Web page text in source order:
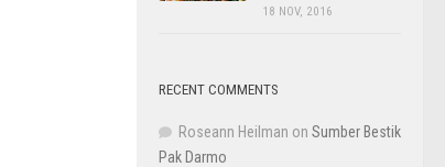
18 NOV, 2016
RECENT COMMENTS
Roseann Heilman on Sumber Bestik
Pak Darmo